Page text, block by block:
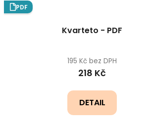
PDF
Kvarteto - PDF
195 Kč bez DPH
218 Kč
DETAIL